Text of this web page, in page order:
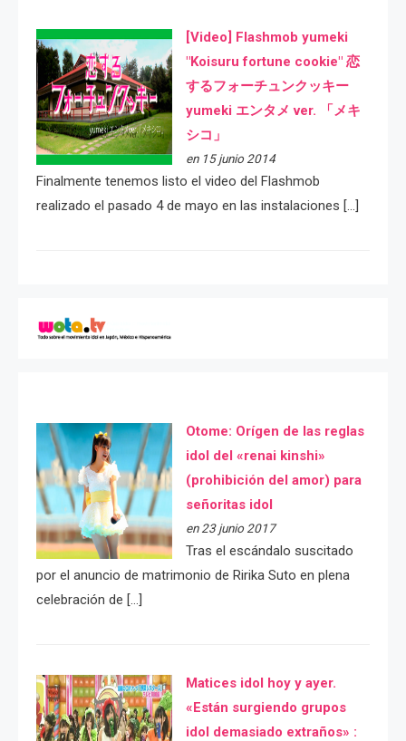
[Video] Flashmob yumeki
"Koisuru fortune cookie" 恋
するフォーチュンクッキー
yumeki エンタメ ver. 「メキ
シコ」
en 15 junio 2014
Finalmente tenemos listo el video del Flashmob
realizado el pasado 4 de mayo en las instalaciones […]
Otome: Orígen de las reglas
idol del «renai kinshi»
(prohibición del amor) para
señoritas idol
en 23 junio 2017
Tras el escándalo suscitado
por el anuncio de matrimonio de Ririka Suto en plena
celebración de […]
Matices idol hoy y ayer.
«Están surgiendo grupos
idol demasiado extraños» :